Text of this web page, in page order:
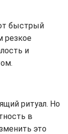
быстрый
резкое
и
ритуал. Но
в
это